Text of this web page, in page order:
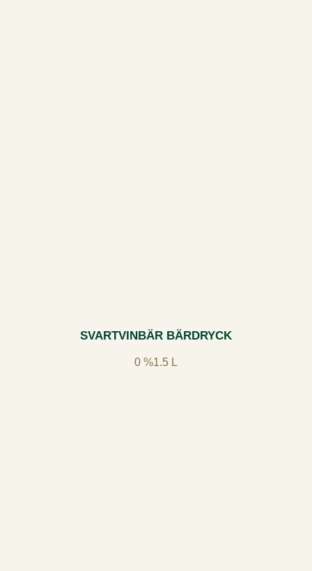
SVARTVINBÄR BÄRDRYCK
0 %1.5 L